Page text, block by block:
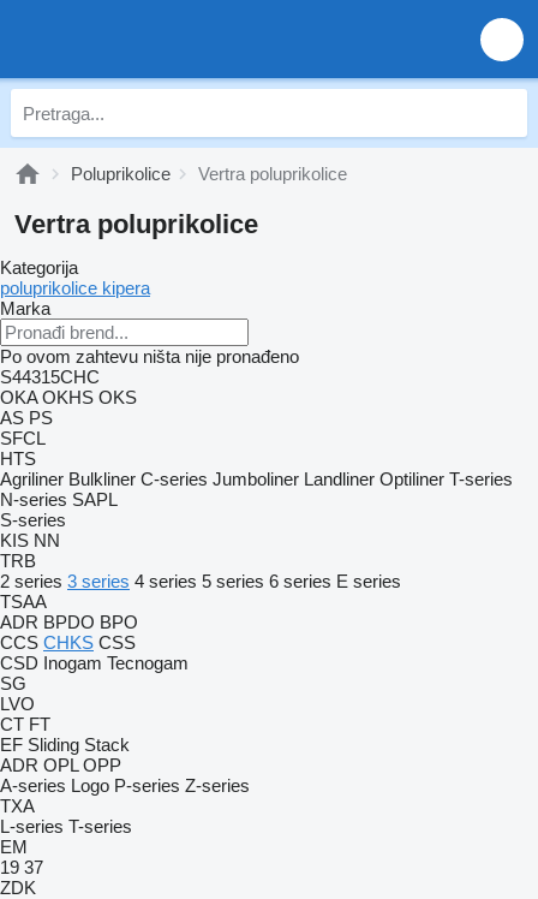
Poluprikolice Vertra poluprikolice
Vertra poluprikolice
Kategorija
poluprikolice kipera
Marka
Po ovom zahtevu ništa nije pronađeno
S44315CHC
OKA OKHS OKS
AS PS
SFCL
HTS
Agriliner Bulkliner C-series Jumboliner Landliner Optiliner T-series
N-series SAPL
S-series
KIS NN
TRB
2 series 3 series 4 series 5 series 6 series E series
TSAA
ADR BPDO BPO
CCS CHKS CSS
CSD Inogam Tecnogam
SG
LVO
CT FT
EF Sliding Stack
ADR OPL OPP
A-series Logo P-series Z-series
TXA
L-series T-series
EM
19 37
ZDK